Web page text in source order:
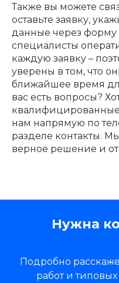
Также вы можете
оставьте заявку,
данные через форму
специалисты
каждую заявку –
уверены в том, что
ближайшее время
вас есть вопросы?
квалифицированные
нам напрямую по
разделе контакты.
верное решение и
Нужна
Подробно
работ и